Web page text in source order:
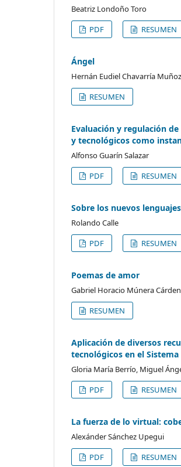
Beatriz Londoño Toro
PDF
RESUMEN
Ángel
Hernán Eudiel Chavarría Muñoz
RESUMEN
Evaluación y regulación
y tecnológicos como
Alfonso Guarín Salazar
PDF
RESUMEN
Sobre los nuevos
Rolando Calle
PDF
RESUMEN
Poemas de amor
Gabriel Horacio Múnera
RESUMEN
Aplicación de diversos
tecnológicos en el
Gloria María Berrío, Miguel
PDF
RESUMEN
La fuerza de lo virtual:
Alexánder Sánchez Upegui
PDF
RESUMEN